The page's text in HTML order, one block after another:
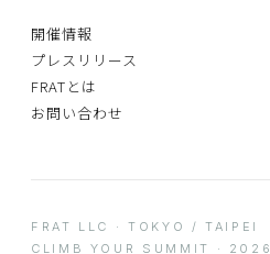
開催情報
プレスリリース
FRATとは
お問い合わせ
FRAT LLC · TOKYO / TAIPEI
CLIMB YOUR SUMMIT · 2026